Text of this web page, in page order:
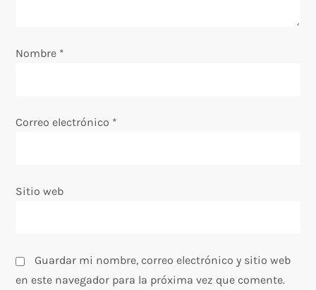
n
r
d
s
Nombre *
Correo electrónico *
Sitio web
Guardar mi nombre, correo electrónico y sitio web
en este navegador para la próxima vez que comente.